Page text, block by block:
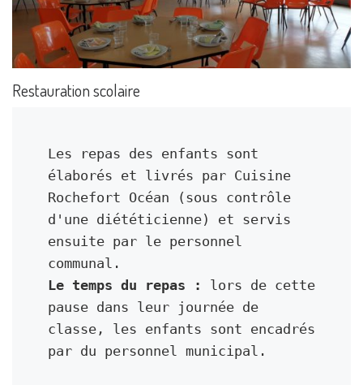
Restauration scolaire
Les repas des enfants sont
élaborés et livrés par Cuisine
Rochefort Océan (sous contrôle
d'une diététicienne) et servis
ensuite par le personnel
Le temps du repas :
lors de cette
pause dans leur journée de
classe, les enfants sont encadrés
par du personnel municipal.